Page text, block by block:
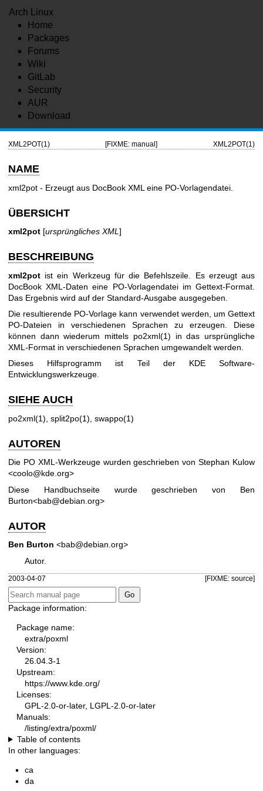
Arch Linux
Home
Packages
Forums
Wiki
GitLab
Security
AUR
Download
XML2POT(1) [FIXME: manual] XML2POT(1)
NAME
xml2pot - Erzeugt aus DocBook XML eine PO-Vorlagendatei.
ÜBERSICHT
xml2pot [ursprüngliches XML ]
BESCHREIBUNG
xml2pot ist ein Werkzeug für die Befehlszeile. Es erzeugt aus
DocBook XML-Daten eine PO-Vorlagendatei im Gettext-Format.
Das Ergebnis wird auf der Standard-Ausgabe ausgegeben.
Die resultierende PO-Vorlage kann verwendet werden, um Gettext
PO-Dateien in verschiedenen Sprachen zu erzeugen. Diese
können dann wiederum mittels po2xml(1) in das ursprüngliche
XML-Format in verschiedenen Sprachen umgewandelt werden.
Dieses Hilfsprogramm ist Teil der KDE Software-
Entwicklungswerkzeuge.
SIEHE AUCH
po2xml(1), split2po(1), swappo(1)
AUTOREN
Die PO XML-Werkzeuge wurden geschrieben von Stephan Kulow
<coolo@kde.org>
Diese Handbuchseite wurde geschrieben von Ben
Burton<bab@debian.org>
AUTOR
Ben Burton <bab@debian.org>
Autor.
2003-04-07 [FIXME: source]
Package information:
Package name:
extra/poxml
Version:
26.04.3-1
Upstream:
https://www.kde.org/
Licenses:
GPL-2.0-or-later, LGPL-2.0-or-later
Manuals:
/listing/extra/poxml/
Table of contents
In other languages:
ca
da